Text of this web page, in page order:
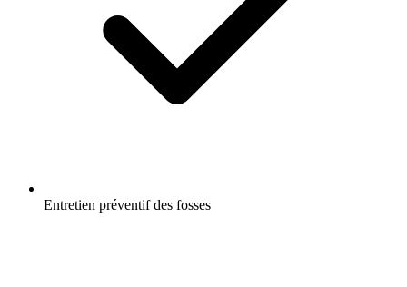
Entretien préventif des fosses